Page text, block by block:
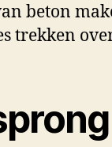
beton
trekken